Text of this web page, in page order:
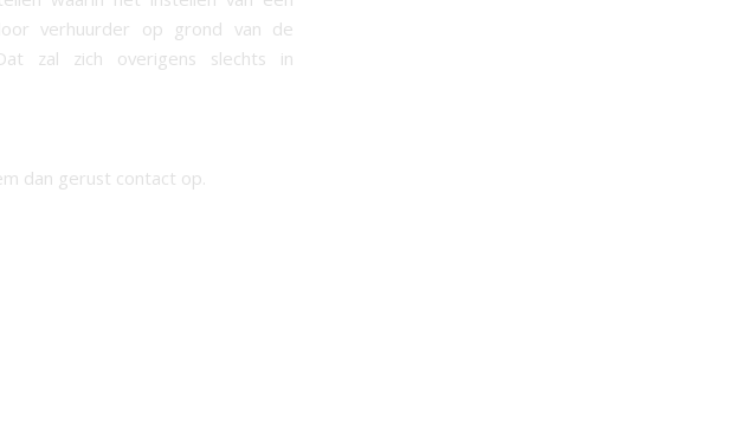
verhuurder op grond van de
zal zich overigens slechts in
dan gerust contact op.